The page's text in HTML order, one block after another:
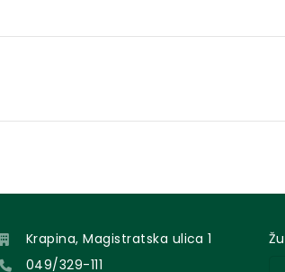
Krapina, Magistratska ulica 1
049/329-111